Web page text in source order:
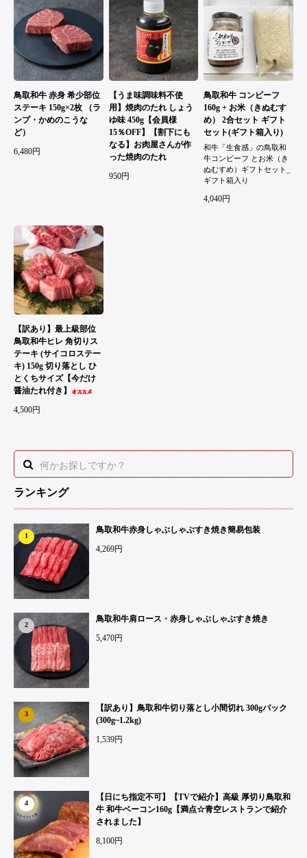
ランキング
1
鳥取和牛赤身しゃぶしゃぶすき焼き簡易包装
4,269円
2
鳥取和牛肩ロース・赤身しゃぶしゃぶすき焼き
5,470円
3
【訳あり】鳥取和牛切り落とし小間切れ 300gパック
(300g~1.2kg)
1,539円
4
【日にち指定不可】【TVで紹介】高級 厚切り鳥取和
牛 和牛ベーコン160g【満点☆青空レストランで紹介
されました】
8,100円
鳥取和牛 赤身 希少部位
ステーキ 150g×2枚 （ラ
ンプ・かめのこうな
ど）
6,480円
【うま味調味料不使
用】焼肉のたれ しょう
ゆ味 450g【会員様
15％OFF】【割下にも
なる】お肉屋さんが作
った焼肉のたれ
950円
鳥取和牛 コンビーフ
160g + お米（きぬむす
め） 2合セット ギフト
セット(ギフト箱入り)
和牛「生食感」の鳥取和
牛コンビーフ とお米（き
ぬむすめ）ギフトセット_
ギフト箱入り
4,040円
【訳あり】最上級部位
鳥取和牛ヒレ 角切りス
テーキ (サイコロステー
キ) 150g 切り落とし ひ
とくちサイズ【今だけ
醤油たれ付き】
4,500円